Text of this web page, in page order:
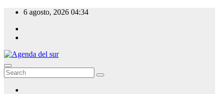
Skip
content
6 agosto, 2026 04:34
Agenda del sur